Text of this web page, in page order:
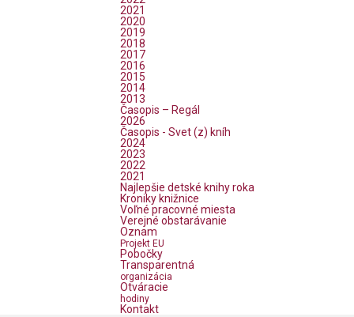
2021
2020
2019
2018
2017
2016
2015
2014
2013
Časopis – Regál
2026
Časopis - Svet (z) kníh
2024
2023
2022
2021
Najlepšie detské knihy roka
Kroniky knižnice
Voľné pracovné miesta
Verejné obstarávanie
Oznam
Projekt EU
Pobočky
Transparentná
organizácia
Otváracie
hodiny
Kontakt